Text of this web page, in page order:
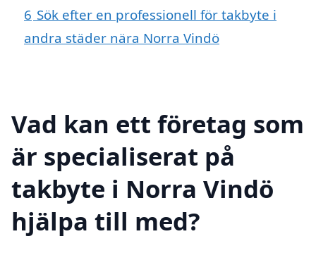
6 Sök efter en professionell för takbyte i
andra städer nära Norra Vindö
Vad kan ett företag som
är specialiserat på
takbyte i Norra Vindö
hjälpa till med?